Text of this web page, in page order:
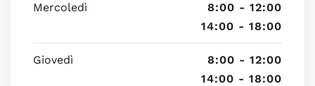
Mercoledì
8:00 - 12:00
14:00 - 18:00
Giovedì
8:00 - 12:00
14:00 - 18:00